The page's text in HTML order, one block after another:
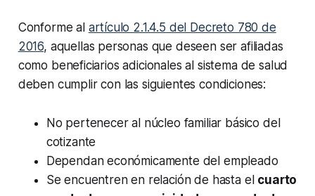
Conforme al artículo 2.1.4.5 del Decreto 780 de
2016, aquellas personas que deseen ser afiliadas
como beneficiarios adicionales al sistema de salud
deben cumplir con las siguientes condiciones:
No pertenecer al núcleo familiar básico del
cotizante
Dependan económicamente del empleado
Se encuentren en relación de hasta el cuarto